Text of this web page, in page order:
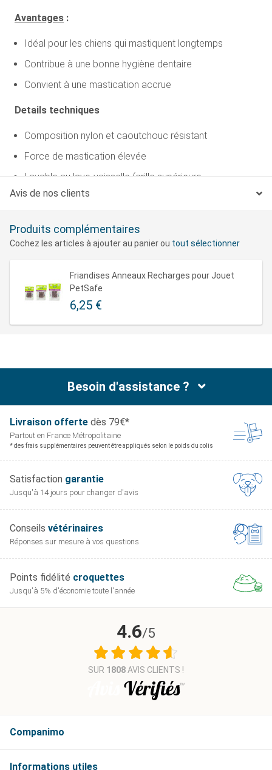
Avantages :
Idéal pour les chiens qui mastiquent longtemps
Contribue à une bonne hygiène dentaire
Convient à une mastication accrue
Details techniques
Composition nylon et caoutchouc résistant
Force de mastication élevée
Lavable au lave-vaisselle (grille supérieure
exclusivement)
Taille S pour les chiens de 3,6 kg à 9 kg
Taille M pour les chiens de 9 à 22 kg
Tailles S
Avis de nos clients
Produits complémentaires
Cochez les articles à ajouter au panier ou tout sélectionner
Friandises Anneaux Recharges pour Jouet
PetSafe
6,25 €
Besoin d'assistance ?
Livraison offerte dès 79€*
Partout en France Métropolitaine
* des frais supplémentaires peuvent être appliqués selon le poids du colis
Satisfaction garantie
Jusqu'à 14 jours pour changer d'avis
Conseils vétérinaires
Réponses sur mesure à vos questions
Points fidélité croquettes
Jusqu'à 5% d'économie toute l'année
Companimo
Informations
4.6/5
SUR 1808AVIS CLIENTS !